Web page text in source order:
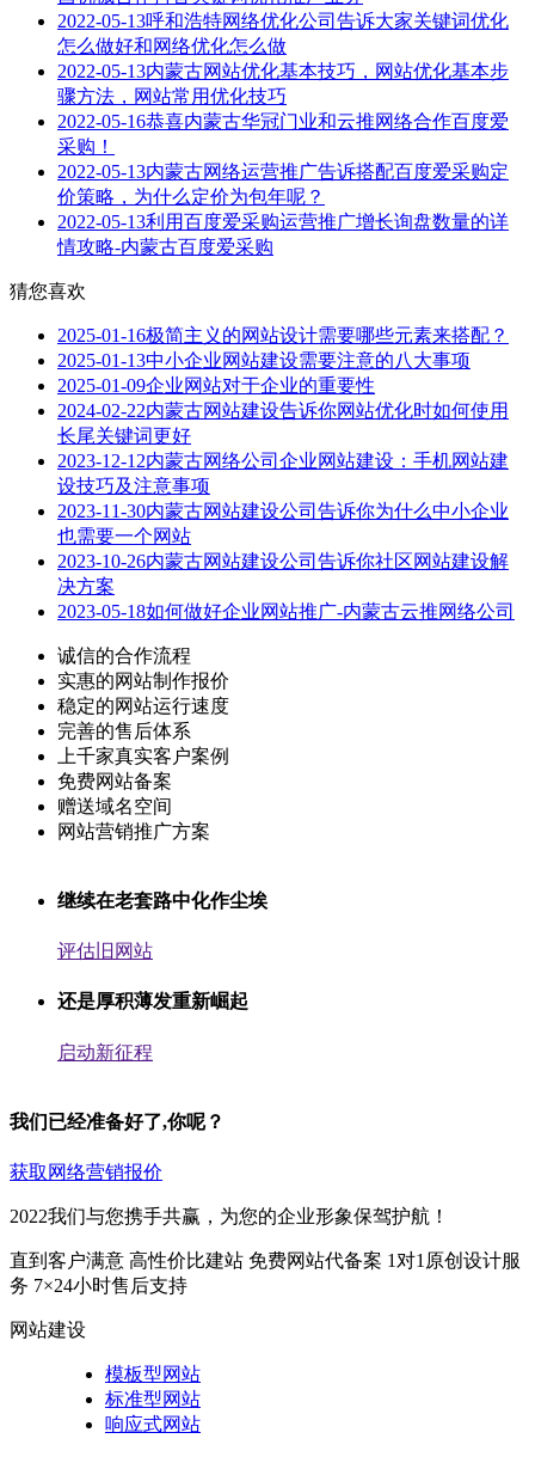
2022-05-13呼和浩特网络优化公司告诉大家关键词优化
怎么做好和网络优化怎么做
2022-05-13内蒙古网站优化基本技巧，网站优化基本步
骤方法，网站常用优化技巧
2022-05-16恭喜内蒙古华冠门业和云推网络合作百度爱
采购！
2022-05-13内蒙古网络运营推广告诉搭配百度爱采购定
价策略，为什么定价为包年呢？
2022-05-13利用百度爱采购运营推广增长询盘数量的详
情攻略-内蒙古百度爱采购
猜您喜欢
2025-01-16极简主义的网站设计需要哪些元素来搭配？
2025-01-13中小企业网站建设需要注意的八大事项
2025-01-09企业网站对于企业的重要性
2024-02-22内蒙古网站建设告诉你网站优化时如何使用
长尾关键词更好
2023-12-12内蒙古网络公司企业网站建设：手机网站建
设技巧及注意事项
2023-11-30内蒙古网站建设公司告诉你为什么中小企业
也需要一个网站
2023-10-26内蒙古网站建设公司告诉你社区网站建设解
决方案
2023-05-18如何做好企业网站推广-内蒙古云推网络公司
诚信的合作流程
实惠的网站制作报价
稳定的网站运行速度
完善的售后体系
上千家真实客户案例
免费网站备案
赠送域名空间
网站营销推广方案
继续在老套路中化作尘埃
评估旧网站
还是厚积薄发重新崛起
启动新征程
我们已经准备好了,你呢？
获取网络营销报价
2022我们与您携手共赢，为您的企业形象保驾护航！
直到客户满意 高性价比建站 免费网站代备案 1对1原创设计服
务 7×24小时售后支持
网站建设
模板型网站
标准型网站
响应式网站